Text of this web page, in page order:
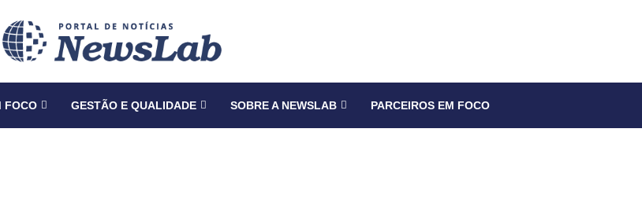
FOCO GESTÃO E QUALIDADE SOBRE A NEWSLAB PARCEIROS EM FOCO